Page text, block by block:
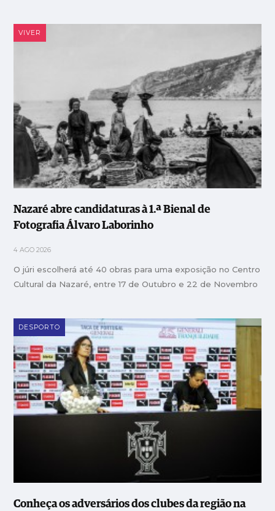
VIVER
Nazaré abre candidaturas à 1.ª Bienal de
Fotografia Álvaro Laborinho
4 AGO 2026
O júri escolherá até 40 obras para uma exposição no Centro
Cultural da Nazaré, entre 17 de Outubro e 22 de Novembro
DESPORTO
Conheça os adversários dos clubes da região na